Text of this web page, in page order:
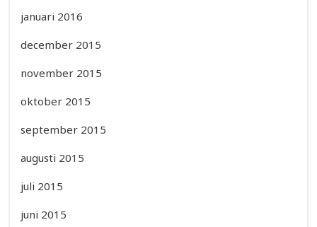
januari 2016
december 2015
november 2015
oktober 2015
september 2015
augusti 2015
juli 2015
juni 2015